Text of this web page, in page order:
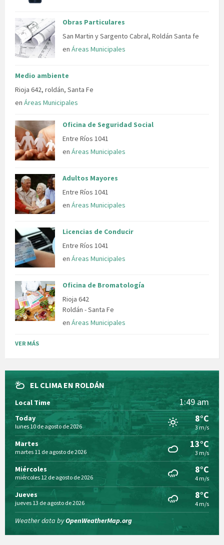
Obras Particulares
San Martin y Sargento Cabral, Roldán Santa fe
en Áreas Municipales
Medio ambiente
Rioja 642, roldán, Santa Fe
en Áreas Municipales
Oficina de Seguridad Social
Entre Ríos 1041
en Áreas Municipales
Adultos Mayores
Entre Ríos 1041
en Áreas Municipales
Licencias de Conducir
Entre Ríos 1041
en Áreas Municipales
Oficina de Bromatología
Rioja 642
Roldán - Santa Fe
en Áreas Municipales
VER MÁS
EL CLIMA EN ROLDÁN
Local Time 1:49 am
Today
lunes 10 de agosto de 2026
8°C
3 m/s
Martes
martes 11 de agosto de 2026
13°C
3 m/s
Miércoles
miércoles 12 de agosto de 2026
8°C
4 m/s
Jueves
jueves 13 de agosto de 2026
8°C
4 m/s
Weather data byOpenWeatherMap.org